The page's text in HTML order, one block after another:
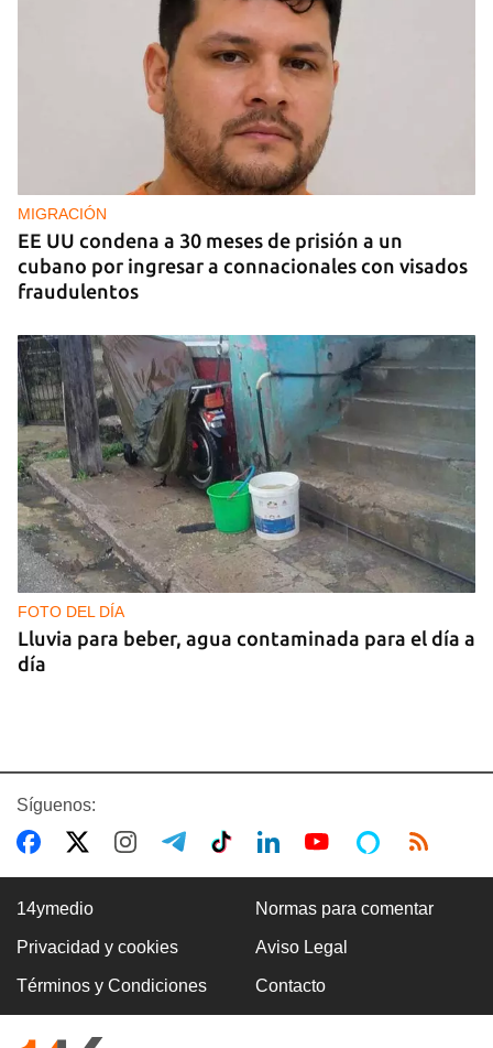
MIGRACIÓN
EE UU condena a 30 meses de prisión a un
cubano por ingresar a connacionales con visados
fraudulentos
FOTO DEL DÍA
Lluvia para beber, agua contaminada para el día a
día
COMERCIO
La Cuevita, el verdadero mercado mayorista de
Cuba, abastece la economía nacional
Síguenos:
14ymedio Normas para comentar
Privacidad y cookies Aviso Legal
Términos y Condiciones Contacto